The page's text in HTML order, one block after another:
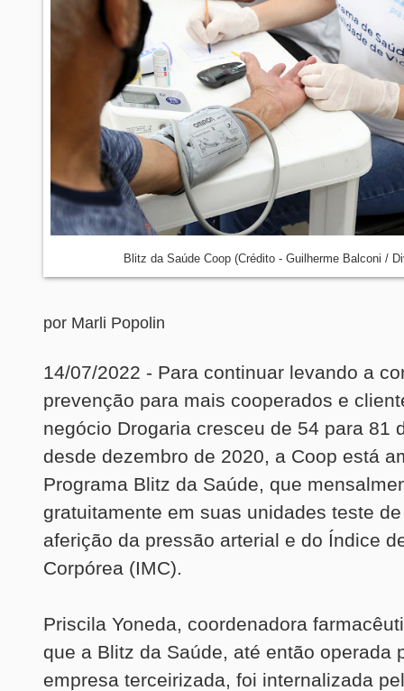
Blitz da Saúde Coop (Crédito - Guilherme Balconi /
por Marli Popolin
14/07/2022 - Para continuar levando a
prevenção para mais cooperados e
negócio Drogaria cresceu de 54 para 81
desde dezembro de 2020, a Coop está
Programa Blitz da Saúde, que
gratuitamente em suas unidades teste
aferição da pressão arterial e do Índice
Corpórea (IMC).
Priscila Yoneda, coordenadora
que a Blitz da Saúde, até então operada
empresa terceirizada, foi internalizada